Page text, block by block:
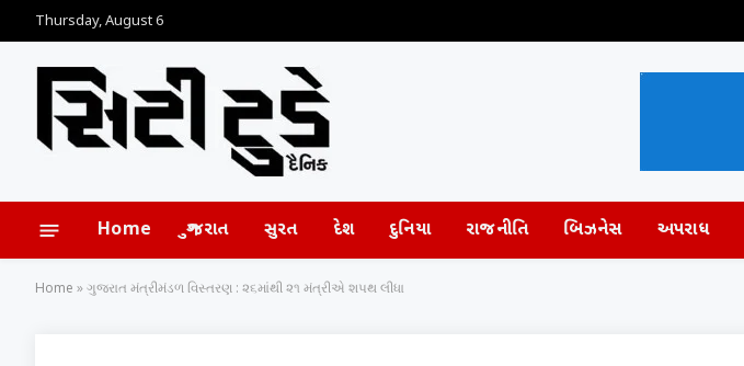
Thursday, August 6
Home ગુજરાત સુરત દેશ દુનિયા રાજનીતિ બિઝનેસ અપરાધ
Home »ગુજરાત મંત્રીમંડળ વિસ્તરણ : ૨૬માંથી ૨૧ મંત્રીએ શપથ લીધા